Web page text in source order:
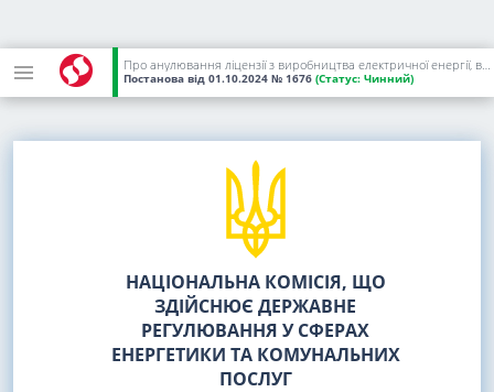
Про анулювання ліцензії з виробництва електричної енергії, виданої ФІЗИЧНІЙ ОСОБІ - ПІДПРИЄМЦЮ ГУБЕНКУ ФЕДОРУ ФЕДОРОВИЧУ, та визнання такими, що втратили чинність, деяких постанов НКРЕКП
Постанова від 01.10.2024 № 1676 (Статус: Чинний)
НАЦІОНАЛЬНА КОМІСІЯ, ЩО
ЗДІЙСНЮЄ ДЕРЖАВНЕ
РЕГУЛЮВАННЯ У СФЕРАХ
ЕНЕРГЕТИКИ ТА КОМУНАЛЬНИХ
ПОСЛУГ